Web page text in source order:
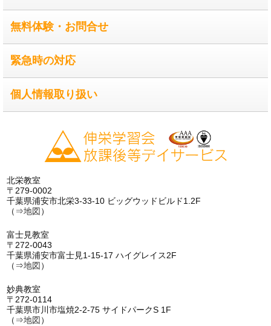
無料体験・お問合せ
緊急時の対応
個人情報取り扱い
北栄教室
〒279-0002
千葉県浦安市北栄3-33-10 ビッグウッドビルド1.2F
（⇒地図 ）
富士見教室
〒272-0043
千葉県浦安市富士見1-15-17 ハイグレイス2F
（⇒地図 ）
妙典教室
〒272-0114
千葉県市川市塩焼2-2-75 サイドパークS 1F
（⇒地図 ）